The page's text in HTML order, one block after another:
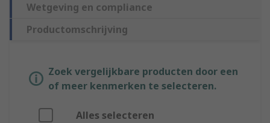
Wetgeving en compliance
Productomschrijving
Zoek vergelijkbare producten door een
of meer kenmerken te selecteren.
Alles selecteren